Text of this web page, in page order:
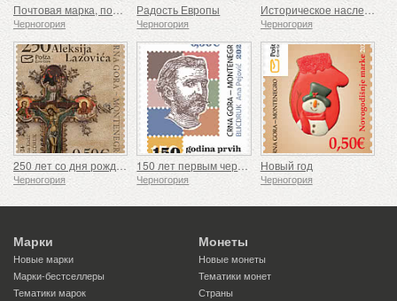
Почтовая марка, почтовые штемпели, проставленные день назад
Черногория
Радость Европы
Черногория
Историческое наследие Брсково
Черногория
250 лет со дня рождения Алексия Лазовича
Черногория
150 лет первым черногорским почтовым маркам
Черногория
Новый год
Черногория
Марки
Новые марки
Марки-бестселлеры
Тематики марок
Монеты
Новые монеты
Тематики монет
Страны